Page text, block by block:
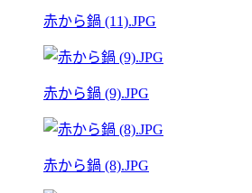
赤から鍋 (11).JPG
赤から鍋 (9).JPG
赤から鍋 (8).JPG